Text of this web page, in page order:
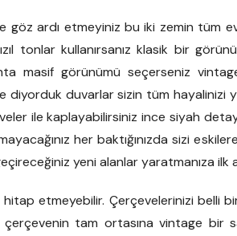
göz ardı etmeyiniz bu iki zemin tüm
tonlar kullanırsanız klasik bir
masif görünümü seçerseniz
diyorduk duvarlar sizin tüm hayalinizi
ile kaplayabilirsiniz ince siyah
her baktığınızda sizi
yeni alanlar yaratmanıza ilk
hitap etmeyebilir. Çerçevelerinizi belli
tam ortasına vintage bir